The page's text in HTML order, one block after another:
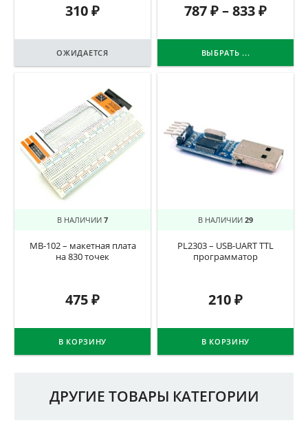
310₽
ОЖИДАЕТСЯ
787₽–833₽
ВЫБРАТЬ ...
В НАЛИЧИИ 7
MB-102 – макетная плата
на 830 точек
475₽
В КОРЗИНУ
В НАЛИЧИИ 29
PL2303 – USB-UART TTL
программатор
210₽
В КОРЗИНУ
ДРУГИЕ ТОВАРЫ КАТЕГОРИИ